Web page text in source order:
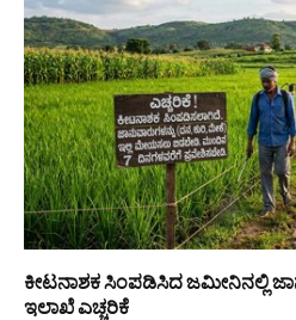
ಕೀಟನಾಶಕ ಸಿಂಪಡಿಸಿದ ಜಮೀನಿನಲ್ಲಿ
ಇಲಾಖೆ ಎಚ್ಚರಿಕೆ